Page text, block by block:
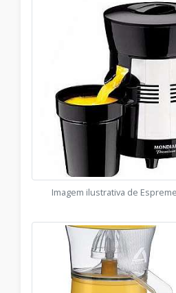
Imagem ilustrativa de